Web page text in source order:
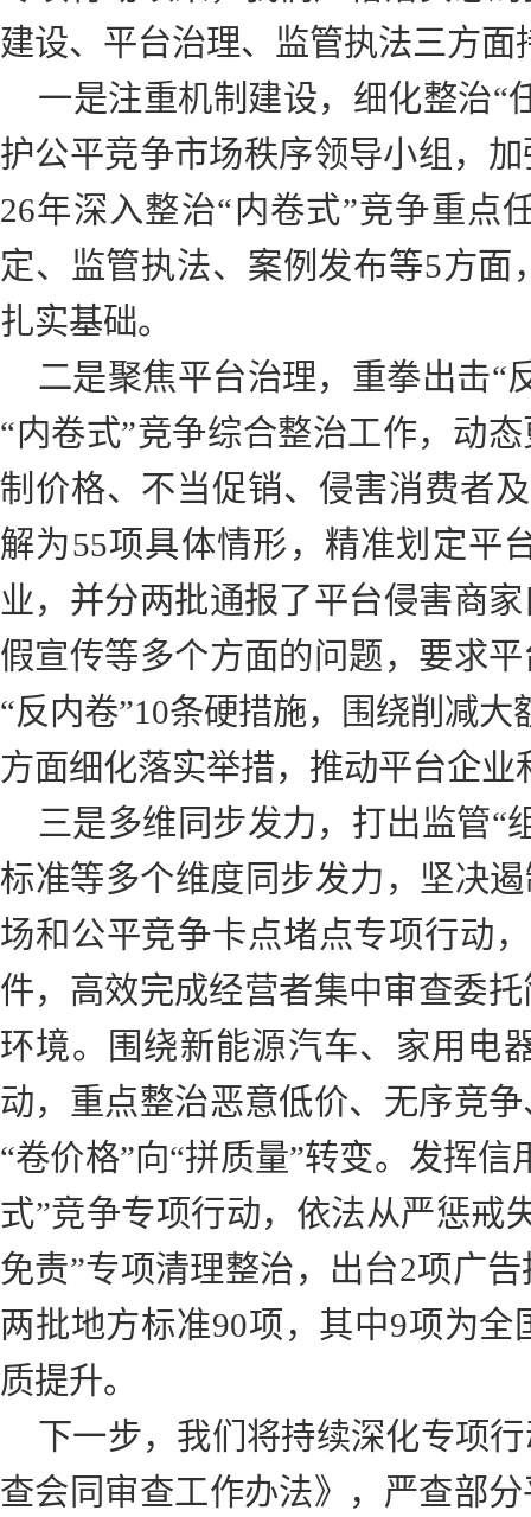
建设、平台治理、监管执法三方
一是注重机制建设，细化整治“
护公平竞争市场秩序领导小组，
26年深入整治“内卷式”竞争重点
定、监管执法、案例发布等5方
扎实基础。
二是聚焦平台治理，重拳出击“
“内卷式”竞争综合整治工作，动
制价格、不当促销、侵害消费者
解为55项具体情形，精准划定平
业，并分两批通报了平台侵害商
假宣传等多个方面的问题，要求
“反内卷”10条硬措施，围绕削减
方面细化落实举措，推动平台企
三是多维同步发力，打出监管“
标准等多个维度同步发力，坚决
场和公平竞争卡点堵点专项行动
件，高效完成经营者集中审查委
环境。围绕新能源汽车、家用电
动，重点整治恶意低价、无序竞
“卷价格”向“拼质量”转变。发挥
式”竞争专项行动，依法从严惩戒
免责”专项清理整治，出台2项广
两批地方标准90项，其中9项为
质提升。
下一步，我们将持续深化专项
查会同审查工作办法》，严查部